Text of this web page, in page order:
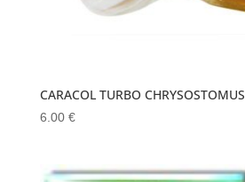
CARACOL TURBO CHRYSOSTOMUS
6.00 €